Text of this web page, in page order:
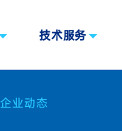
技术服务
企业动态